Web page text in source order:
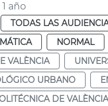
año
TODAS LAS
NORMAL
VALÈNCIA
URBANO
DE VALÈNCIA